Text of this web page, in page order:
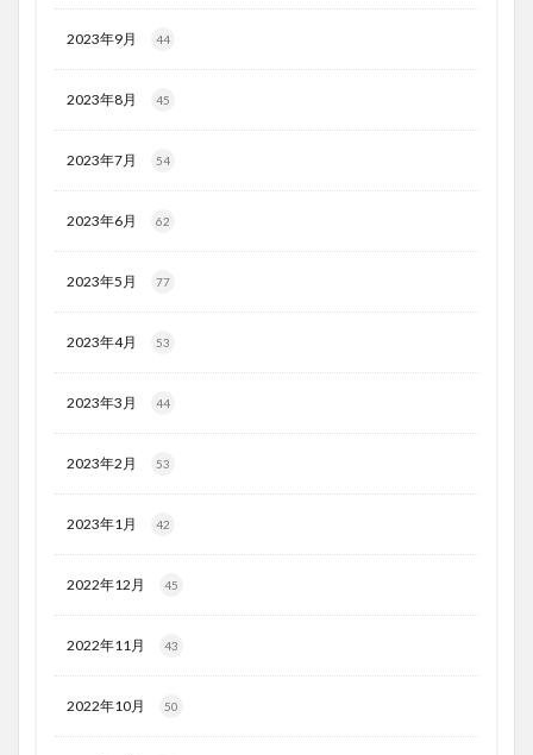
2023年9月 44
2023年8月 45
2023年7月 54
2023年6月 62
2023年5月 77
2023年4月 53
2023年3月 44
2023年2月 53
2023年1月 42
2022年12月 45
2022年11月 43
2022年10月 50